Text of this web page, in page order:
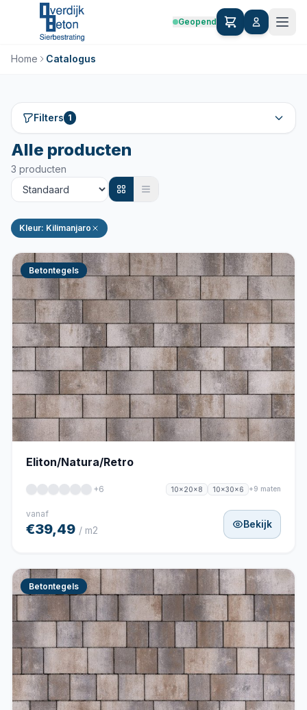
Geopend
Home Catalogus
Filters 1
Alle producten
3 producten
Kleur: Kilimanjaro
Betontegels
Eliton/Natura/Retro
+6 10x20x8 10x30x6 +9 maten
vanaf
€39,49 / m2
Bekijk
Betontegels